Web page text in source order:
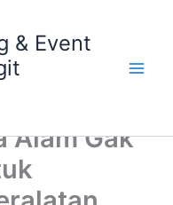
& Event
Alam Gak